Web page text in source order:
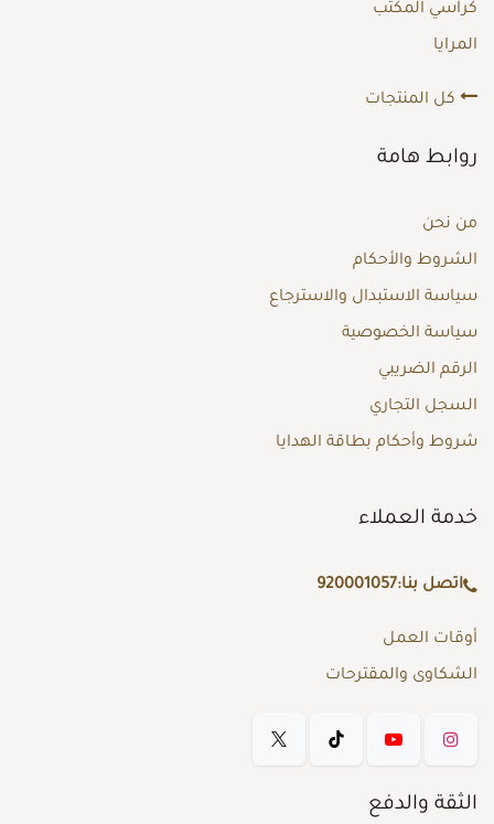
كراسي المكتب
المرايا
كل المنتجات
روابط هامة
من نحن
الشروط والأحكام
سياسة الاستبدال والاسترجاع
سياسة الخصوصية
الرقم الضريبي
السجل التجاري
شروط وأحكام بطاقة الهدايا
خدمة العملاء
اتصل بنا:920001057
أوقات العمل
الشكاوى والمقترحات
الثقة والدفع